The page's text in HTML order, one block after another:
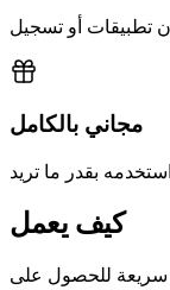
مجاني بالكامل
كيف يعمل